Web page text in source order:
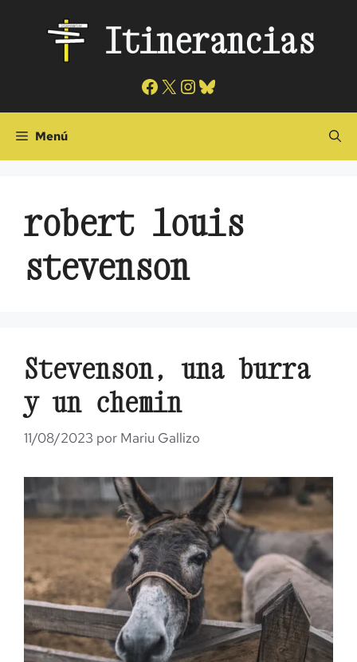
contenido
Itinerancias
Facebook
X Instagram
Bluesky
Menú
robert louis
stevenson
Stevenson, una burra
y un chemin
11/08/2023 por Mariu Gallizo